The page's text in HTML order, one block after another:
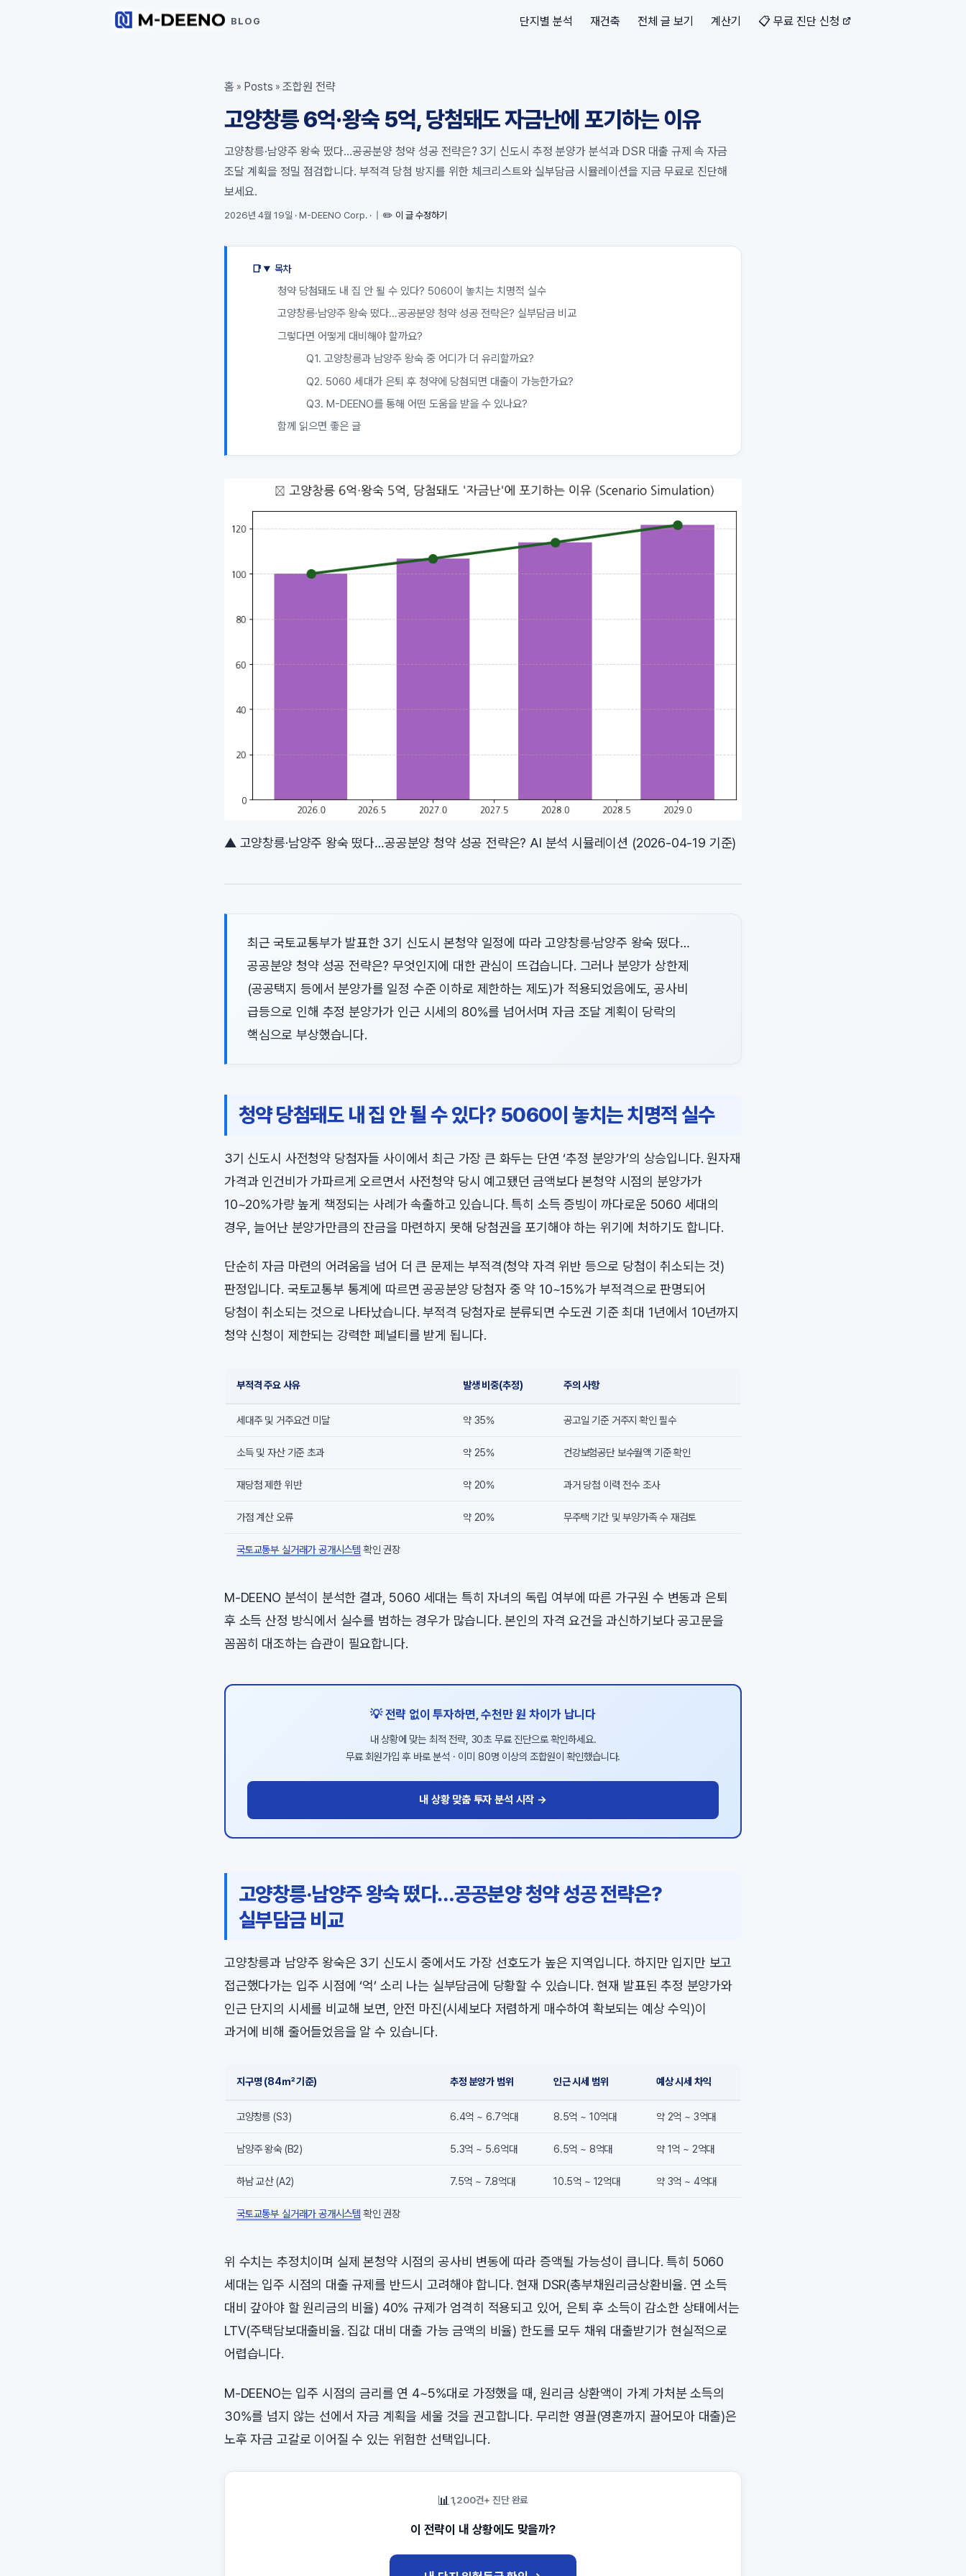
BLOG 단지별 분석 재건축 전체 글 보기 계산기 📋 무료 진단 신청
홈 » Posts » 조합원 전략
고양창릉 6억·왕숙 5억, 당첨돼도 자금난에 포기하는 이유
고양창릉·남양주 왕숙 떴다…공공분양 청약 성공 전략은? 3기 신도시 추정 분양가 분석과 DSR 대출 규제 속 자금
조달 계획을 정밀 점검합니다. 부적격 당첨 방지를 위한 체크리스트와 실부담금 시뮬레이션을 지금 무료로 진단해
보세요.
2026년 4월 19일 · M-DEENO Corp. · ✏️ 이 글 수정하기
목차
청약 당첨돼도 내 집 안 될 수 있다? 5060이 놓치는 치명적 실수
고양창릉·남양주 왕숙 떴다…공공분양 청약 성공 전략은? 실부담금 비교
그렇다면 어떻게 대비해야 할까요?
Q1. 고양창릉과 남양주 왕숙 중 어디가 더 유리할까요?
Q2. 5060 세대가 은퇴 후 청약에 당첨되면 대출이 가능한가요?
Q3. M-DEENO를 통해 어떤 도움을 받을 수 있나요?
함께 읽으면 좋은 글
▲ 고양창릉·남양주 왕숙 떴다…공공분양 청약 성공 전략은? AI 분석 시뮬레이션 (2026-04-19 기준)
최근 국토교통부가 발표한 3기 신도시 본청약 일정에 따라 고양창릉·남양주 왕숙 떴다…
공공분양 청약 성공 전략은? 무엇인지에 대한 관심이 뜨겁습니다. 그러나 분양가 상한제
(공공택지 등에서 분양가를 일정 수준 이하로 제한하는 제도)가 적용되었음에도, 공사비
급등으로 인해 추정 분양가가 인근 시세의 80%를 넘어서며 자금 조달 계획이 당락의
핵심으로 부상했습니다.
청약 당첨돼도 내 집 안 될 수 있다? 5060이 놓치는 치명적 실수
3기 신도시 사전청약 당첨자들 사이에서 최근 가장 큰 화두는 단연 ‘추정 분양가’의 상승입니다. 원자재
가격과 인건비가 가파르게 오르면서 사전청약 당시 예고됐던 금액보다 본청약 시점의 분양가가
10~20%가량 높게 책정되는 사례가 속출하고 있습니다. 특히 소득 증빙이 까다로운 5060 세대의
경우, 늘어난 분양가만큼의 잔금을 마련하지 못해 당첨권을 포기해야 하는 위기에 처하기도 합니다.
단순히 자금 마련의 어려움을 넘어 더 큰 문제는 부적격(청약 자격 위반 등으로 당첨이 취소되는 것)
판정입니다. 국토교통부 통계에 따르면 공공분양 당첨자 중 약 10~15%가 부적격으로 판명되어
당첨이 취소되는 것으로 나타났습니다. 부적격 당첨자로 분류되면 수도권 기준 최대 1년에서 10년까지
청약 신청이 제한되는 강력한 페널티를 받게 됩니다.
부적격 주요 사유 발생 비중(추정) 주의 사항
세대주 및 거주요건 미달 약 35% 공고일 기준 거주지 확인 필수
소득 및 자산 기준 초과 약 25% 건강보험공단 보수월액 기준 확인
재당첨 제한 위반 약 20% 과거 당첨 이력 전수 조사
가점 계산 오류 약 20% 무주택 기간 및 부양가족 수 재검토
국토교통부 실거래가 공개시스템 확인 권장
M-DEENO 분석이 분석한 결과, 5060 세대는 특히 자녀의 독립 여부에 따른 가구원 수 변동과 은퇴
후 소득 산정 방식에서 실수를 범하는 경우가 많습니다. 본인의 자격 요건을 과신하기보다 공고문을
꼼꼼히 대조하는 습관이 필요합니다.
💡 전략 없이 투자하면, 수천만 원 차이가 납니다
내 상황에 맞는 최적 전략, 30초 무료 진단으로 확인하세요.
무료 회원가입 후 바로 분석 · 이미 80명 이상의 조합원이 확인했습니다.
내 상황 맞춤 투자 분석 시작 →
고양창릉·남양주 왕숙 떴다…공공분양 청약 성공 전략은?
실부담금 비교
고양창릉과 남양주 왕숙은 3기 신도시 중에서도 가장 선호도가 높은 지역입니다. 하지만 입지만 보고
접근했다가는 입주 시점에 ‘억’ 소리 나는 실부담금에 당황할 수 있습니다. 현재 발표된 추정 분양가와
인근 단지의 시세를 비교해 보면, 안전 마진(시세보다 저렴하게 매수하여 확보되는 예상 수익)이
과거에 비해 줄어들었음을 알 수 있습니다.
지구명 (84㎡ 기준) 추정 분양가 범위 인근 시세 범위 예상 시세 차익
고양창릉 (S3) 6.4억 ~ 6.7억대 8.5억 ~ 10억대 약 2억 ~ 3억대
남양주 왕숙 (B2) 5.3억 ~ 5.6억대 6.5억 ~ 8억대 약 1억 ~ 2억대
하남 교산 (A2) 7.5억 ~ 7.8억대 10.5억 ~ 12억대 약 3억 ~ 4억대
국토교통부 실거래가 공개시스템 확인 권장
위 수치는 추정치이며 실제 본청약 시점의 공사비 변동에 따라 증액될 가능성이 큽니다. 특히 5060
세대는 입주 시점의 대출 규제를 반드시 고려해야 합니다. 현재 DSR(총부채원리금상환비율. 연 소득
대비 갚아야 할 원리금의 비율) 40% 규제가 엄격히 적용되고 있어, 은퇴 후 소득이 감소한 상태에서는
LTV(주택담보대출비율. 집값 대비 대출 가능 금액의 비율) 한도를 모두 채워 대출받기가 현실적으로
어렵습니다.
M-DEENO는 입주 시점의 금리를 연 4~5%대로 가정했을 때, 원리금 상환액이 가계 가처분 소득의
30%를 넘지 않는 선에서 자금 계획을 세울 것을 권고합니다. 무리한 영끌(영혼까지 끌어모아 대출)은
노후 자금 고갈로 이어질 수 있는 위험한 선택입니다.
📊 1,200건+ 진단 완료
이 전략이 내 상황에도 맞을까?